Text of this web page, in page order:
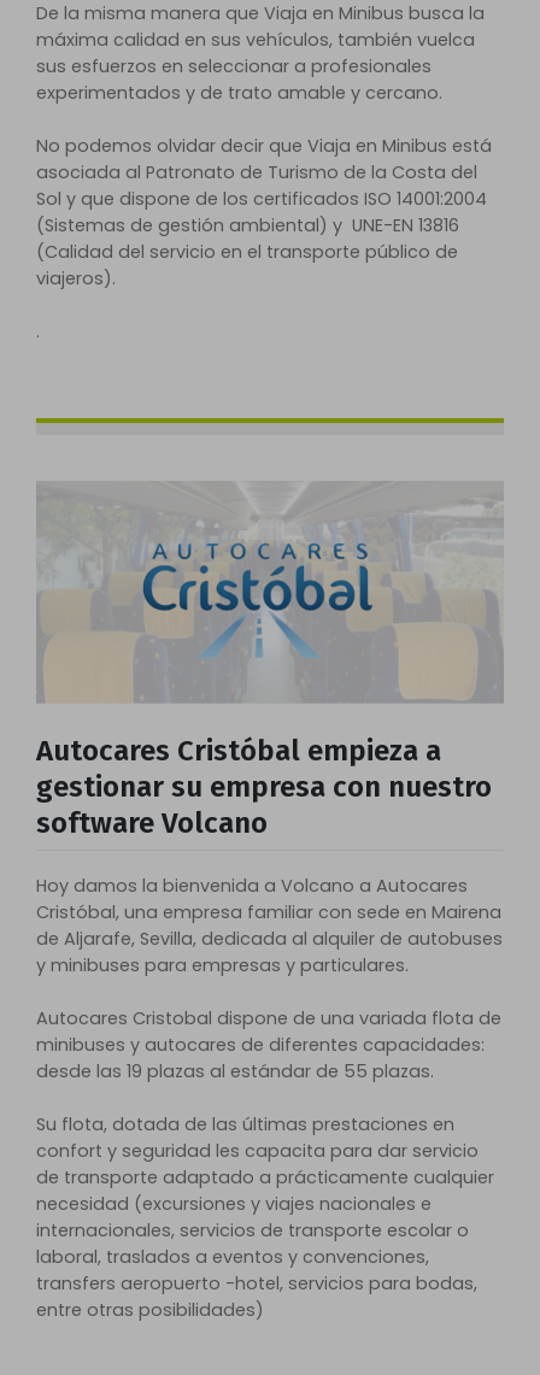
De la misma manera que Viaja en Minibus busca la
máxima calidad en sus vehículos, también vuelca
sus esfuerzos en seleccionar a profesionales
experimentados y de trato amable y cercano.
No podemos olvidar decir que Viaja en Minibus está
asociada al Patronato de Turismo de la Costa del
Sol y que dispone de los certificados ISO 14001:2004
(Sistemas de gestión ambiental) y UNE-EN 13816
(Calidad del servicio en el transporte público de
viajeros).
.
Autocares Cristóbal empieza a
gestionar su empresa con nuestro
software Volcano
Hoy damos la bienvenida a Volcano a Autocares
Cristóbal, una empresa familiar con sede en Mairena
de Aljarafe, Sevilla, dedicada al alquiler de autobuses
y minibuses para empresas y particulares.
Autocares Cristobal dispone de una variada flota de
minibuses y autocares de diferentes capacidades:
desde las 19 plazas al estándar de 55 plazas.
Su flota, dotada de las últimas prestaciones en
confort y seguridad les capacita para dar servicio
de transporte adaptado a prácticamente cualquier
necesidad (excursiones y viajes nacionales e
internacionales, servicios de transporte escolar o
laboral, traslados a eventos y convenciones,
transfers aeropuerto -hotel, servicios para bodas,
entre otras posibilidades)